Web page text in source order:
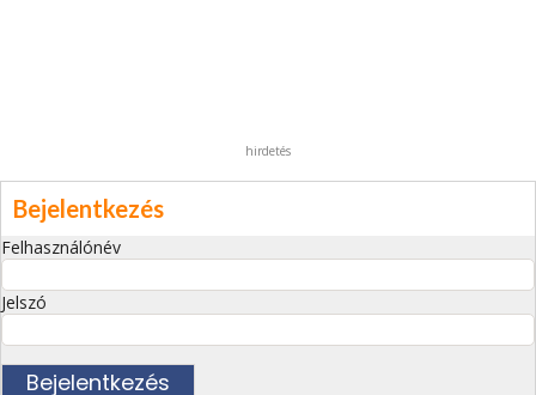
hirdetés
Bejelentkezés
Felhasználónév
Jelszó